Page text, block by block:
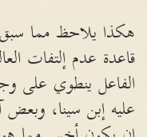
هكذا يلاحظ مما سبق
قاعدة عدم إلتفات
الفاعل ينطوي على
عليه إبن سينا، وبعض